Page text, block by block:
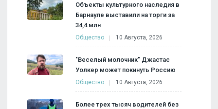
Объекты культурного наследия в
Барнауле выставили на торги за
34,4 млн
Общество 10 Августа, 2026
"Веселый молочник" Джастас
Уолкер может покинуть Россию
Общество 10 Августа, 2026
Более трех тысяч водителей без